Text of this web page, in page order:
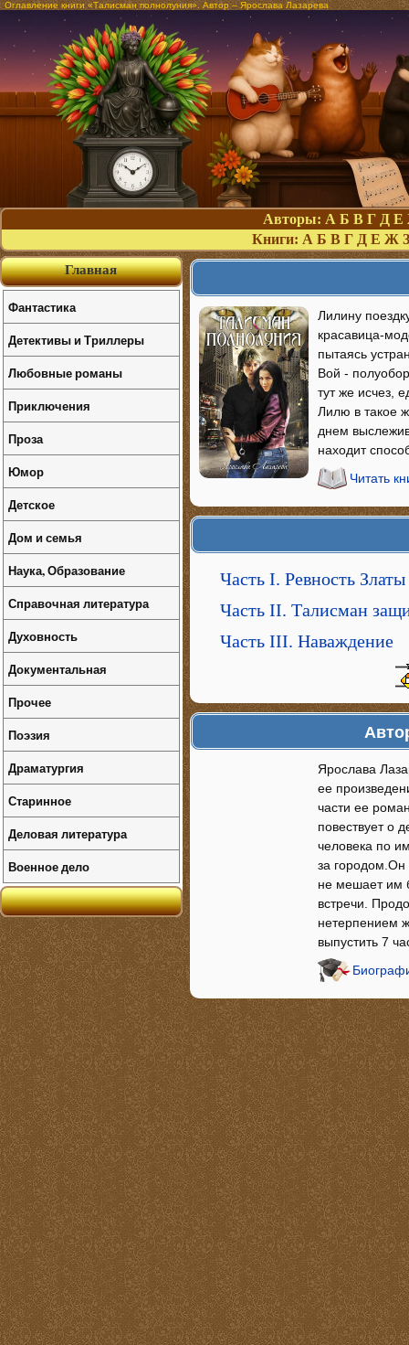
Оглавление книги «Талисман полнолуния». Автор – Ярослава Лазарева
Авторы: А Б В Г Д Е
Книги: А Б В Г Д Е Ж З
Лилину
красавица-
пытаясь
Вой -
тут же исчез,
Лилю в такое
днем
находит
Читать
Часть I. Ревность Златы
Часть II. Талисман
Часть III. Наваждение
Ярослава
ее
части ее
повествует о
человека по
за городом.Он
не мешает им
встречи.
нетерпением
выпустить 7
Главная
Фантастика
Детективы и Триллеры
Любовные романы
Приключения
Проза
Юмор
Детское
Дом и семья
Наука, Образование
Справочная литература
Духовность
Документальная
Прочее
Поэзия
Драматургия
Старинное
Деловая литература
Военное дело